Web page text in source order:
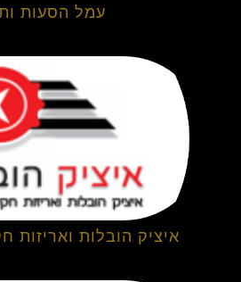
עמל הסעות
איציק הובלות ואריזות